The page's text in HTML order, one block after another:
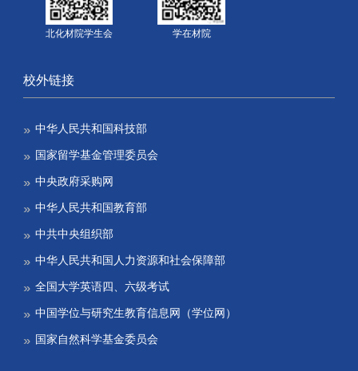
北化材院学生会 学在材院
校外链接
中华人民共和国科技部
国家留学基金管理委员会
中央政府采购网
中华人民共和国教育部
中共中央组织部
中华人民共和国人力资源和社会保障部
全国大学英语四、六级考试
中国学位与研究生教育信息网（学位网）
国家自然科学基金委员会